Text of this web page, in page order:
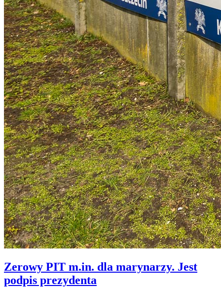
Zerowy PIT m.in. dla marynarzy. Jest
podpis prezydenta